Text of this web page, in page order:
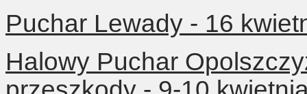
Puchar Lewady - 16
Halowy Puchar